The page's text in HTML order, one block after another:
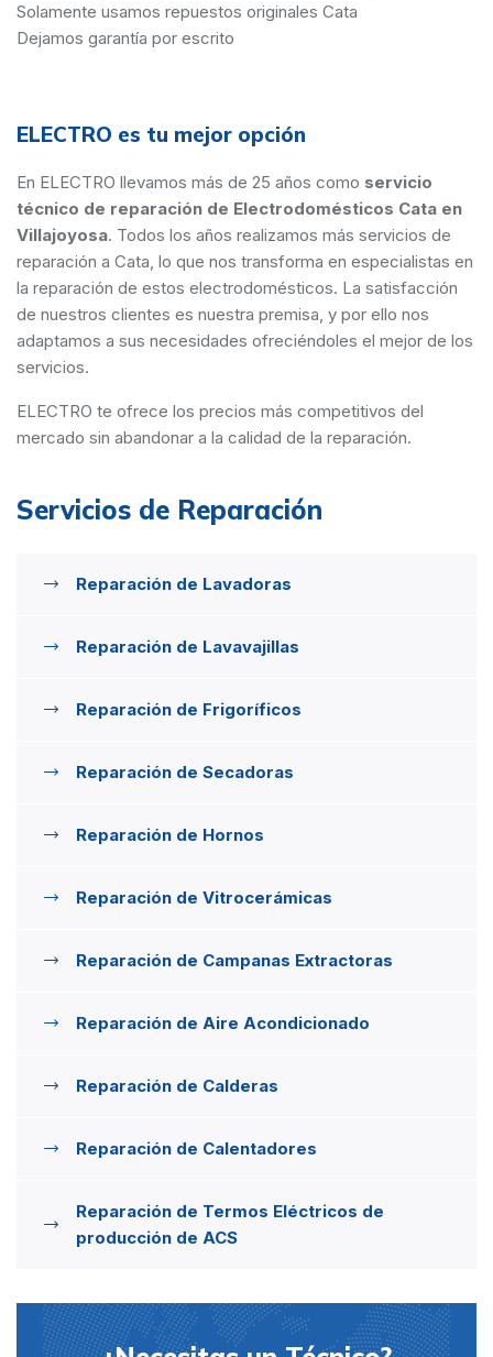
Solamente usamos repuestos originales Cata
Dejamos garantía por escrito
ELECTRO es tu mejor opción
En ELECTRO llevamos más de 25 años como servicio
técnico de reparación de Electrodomésticos Cata en
Villajoyosa. Todos los años realizamos más servicios de
reparación a Cata, lo que nos transforma en especialistas en
la reparación de estos electrodomésticos. La satisfacción
de nuestros clientes es nuestra premisa, y por ello nos
adaptamos a sus necesidades ofreciéndoles el mejor de los
servicios.
ELECTRO te ofrece los precios más competitivos del
mercado sin abandonar a la calidad de la reparación.
Servicios de Reparación
Reparación de Lavadoras
Reparación de Lavavajillas
Reparación de Frigoríficos
Reparación de Secadoras
Reparación de Hornos
Reparación de Vitrocerámicas
Reparación de Campanas Extractoras
Reparación de Aire Acondicionado
Reparación de Calderas
Reparación de Calentadores
Reparación de Termos Eléctricos de
producción de ACS